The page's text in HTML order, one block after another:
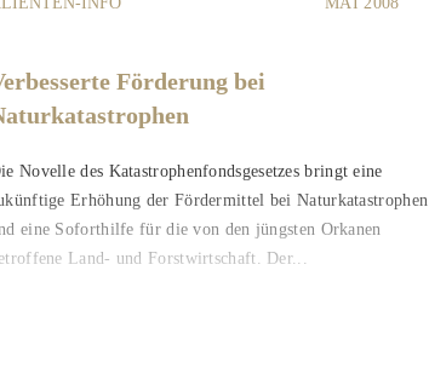
Förderung bei
Novelle des Katastrophenfondsgesetzes bringt eine
Erhöhung der Fördermittel bei Naturkatastrophen
eine Soforthilfe für die von den jüngsten Orkanen
Land- und Forstwirtschaft. Der...